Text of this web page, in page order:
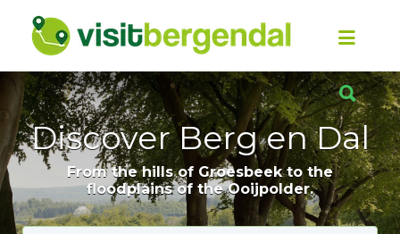
Look
for
it:
Look
for
it:
Discover Berg en Dal
From the hills of Groesbeek to the
floodplains of the Ooijpolder.